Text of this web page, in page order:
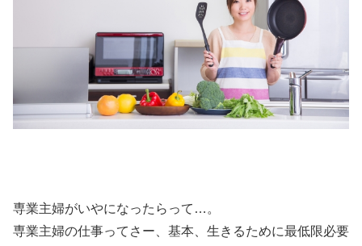
専業主婦がいやになったらって…。
専業主婦の仕事ってさー、基本、生きるために最低限必要